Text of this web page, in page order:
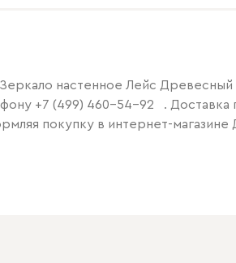
настенное Лейс
+7 (499) 460-54-92
. Доставка
покупку в интернет-